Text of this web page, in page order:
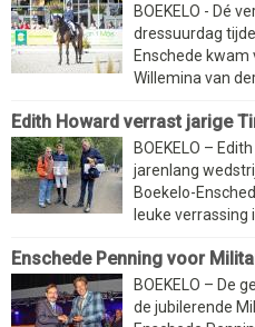
BOEKELO - Dé
dressuurdag
Enschede kwam
Willemina van
Edith Howard verrast jarige
BOEKELO –
jarenlang
Boekelo-
leuke verrassing
Enschede Penning voor
BOEKELO – De
de jubilerende